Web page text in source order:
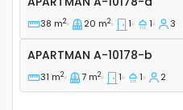
38 m2 20 m2 1 1 3
Apartman A-10178-b
APARTMAN A-10178-b
31 m2 7 m2 1 1 2